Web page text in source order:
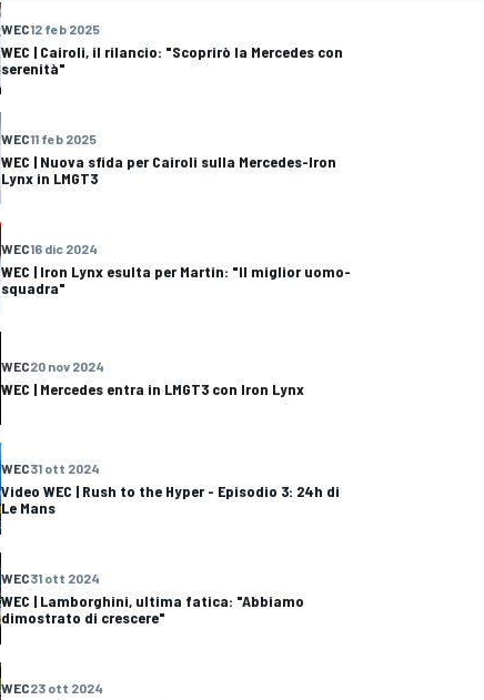
WEC12 feb 2025
WEC | Cairoli, il rilancio: "Scoprirò la Mercedes con
serenità"
WEC11 feb 2025
WEC | Nuova sfida per Cairoli sulla Mercedes-Iron
Lynx in LMGT3
WEC16 dic 2024
WEC | Iron Lynx esulta per Martin: "Il miglior uomo-
squadra"
WEC20 nov 2024
WEC | Mercedes entra in LMGT3 con Iron Lynx
WEC31 ott 2024
Video WEC | Rush to the Hyper - Episodio 3: 24h di
Le Mans
WEC31 ott 2024
WEC | Lamborghini, ultima fatica: "Abbiamo
dimostrato di crescere"
WEC23 ott 2024